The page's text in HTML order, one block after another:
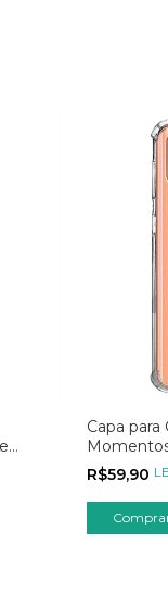
Capa
R$59,90